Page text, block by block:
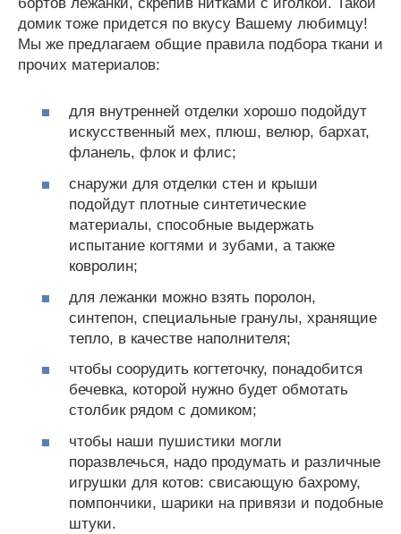
домик тоже придется по вкусу Вашему любимцу!
Мы же предлагаем общие правила подбора ткани и
прочих материалов:
для внутренней отделки хорошо подойдут
искусственный мех, плюш, велюр, бархат,
фланель, флок и флис;
снаружи для отделки стен и крыши
подойдут плотные синтетические
материалы, способные выдержать
испытание когтями и зубами, а также
ковролин;
для лежанки можно взять поролон,
синтепон, специальные гранулы, хранящие
тепло, в качестве наполнителя;
чтобы соорудить когтеточку, понадобится
бечевка, которой нужно будет обмотать
столбик рядом с домиком;
чтобы наши пушистики могли
поразвлечься, надо продумать и различные
игрушки для котов: свисающую бахрому,
помпончики, шарики на привязи и подобные
штуки.